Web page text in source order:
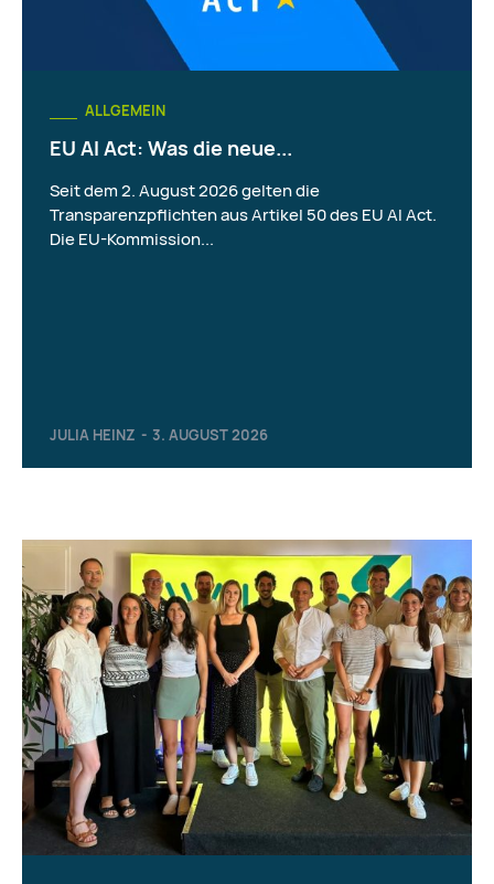
ALLGEMEIN
EU AI Act: Was die neue...
JULIA HEINZ - 3. AUGUST 2026
Seit dem 2. August 2026 gelten die
Transparenzpflichten aus Artikel 50 des EU AI Act.
Die EU-Kommission...